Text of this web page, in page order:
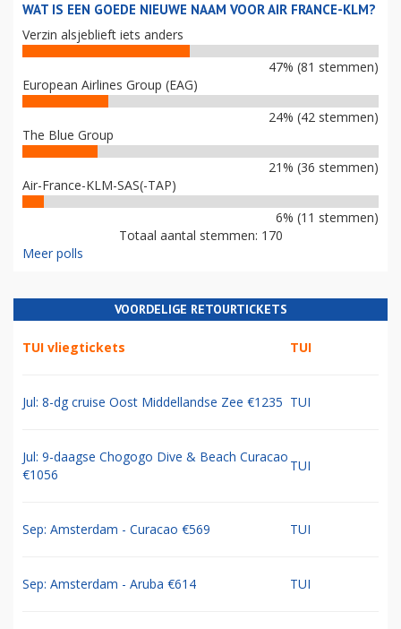
WAT IS EEN GOEDE NIEUWE NAAM VOOR AIR FRANCE-KLM?
Verzin alsjeblieft iets anders
47% (81 stemmen)
European Airlines Group (EAG)
24% (42 stemmen)
The Blue Group
21% (36 stemmen)
Air-France-KLM-SAS(-TAP)
6% (11 stemmen)
Totaal aantal stemmen: 170
Meer polls
VOORDELIGE RETOURTICKETS
TUI vliegtickets TUI
Jul: 8-dg cruise Oost Middellandse Zee €1235 TUI
Jul: 9-daagse Chogogo Dive & Beach Curacao
€1056
TUI
Sep: Amsterdam - Curacao €569 TUI
Sep: Amsterdam - Aruba €614 TUI